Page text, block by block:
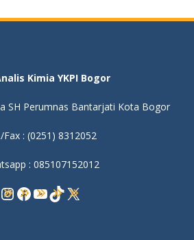
Kimia YKPI Bogor
SH Perumnas Bantarjati Kota Bogor
Fax : (0251) 8312052
: 085107152012
Instagram
Facebook
YouTube
TikTok
X